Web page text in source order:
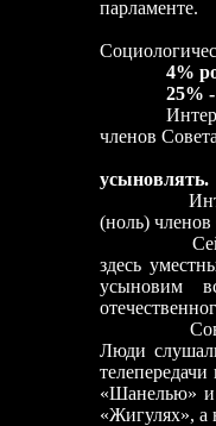
парламенте.
4%
25%
членов
усыновлять.
(ноль)
здесь
усыновим
Люди
«Шанелью» и
«Жигулях», а